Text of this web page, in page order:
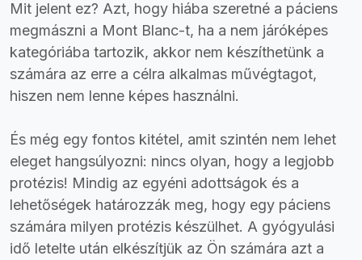
Mit jelent ez? Azt, hogy hiába szeretné a páciens
megmászni a Mont Blanc-t, ha a nem járóképes
kategóriába tartozik, akkor nem készíthetünk a
számára az erre a célra alkalmas művégtagot,
hiszen nem lenne képes használni.
És még egy fontos kitétel, amit szintén nem lehet
eleget hangsúlyozni: nincs olyan, hogy a legjobb
protézis! Mindig az egyéni adottságok és a
lehetőségek határozzák meg, hogy egy páciens
számára milyen protézis készülhet. A gyógyulási
idő letelte után elkészítjük az Ön számára azt a